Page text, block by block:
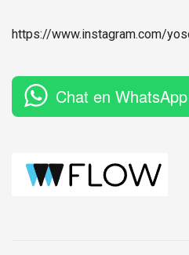
https://www.instagram.com/
Chat en WhatsApp